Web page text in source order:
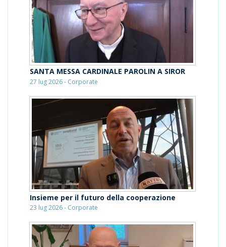
SANTA MESSA CARDINALE PAROLIN A SIROR
27 lug 2026 - Corporate
Insieme per il futuro della cooperazione
23 lug 2026 - Corporate